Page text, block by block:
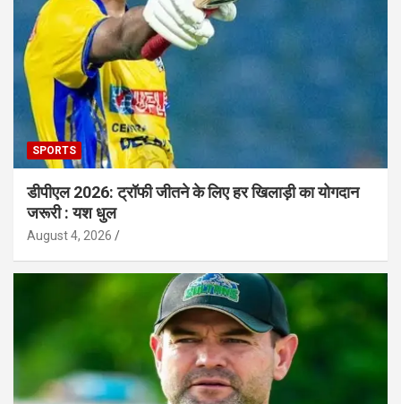
SPORTS
डीपीएल 2026: ट्रॉफी जीतने के लिए हर खिलाड़ी का योगदान
जरूरी : यश धुल
August 4, 2026